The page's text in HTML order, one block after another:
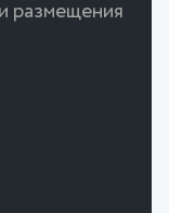
размещения